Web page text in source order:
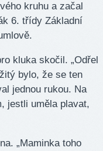
kruhu a začal
6. třídy Základní
kluka skočil. „Odřel
bylo, že se ten
jednou rukou. Na
jestli uměla plavat,
„Maminka toho